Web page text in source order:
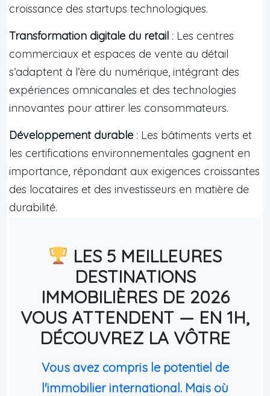
croissance des startups technologiques.
Transformation digitale du retail : Les centres
commerciaux et espaces de vente au détail
s’adaptent à l’ère du numérique, intégrant des
expériences omnicanales et des technologies
innovantes pour attirer les consommateurs.
Développement durable : Les bâtiments verts et
les certifications environnementales gagnent en
importance, répondant aux exigences croissantes
des locataires et des investisseurs en matière de
durabilité.
LES 5 MEILLEURES
DESTINATIONS
IMMOBILIÈRES DE 2026
VOUS ATTENDENT — EN 1H,
DÉCOUVREZ LA VÔTRE
Vous avez compris le potentiel de
l'immobilier international. Mais où